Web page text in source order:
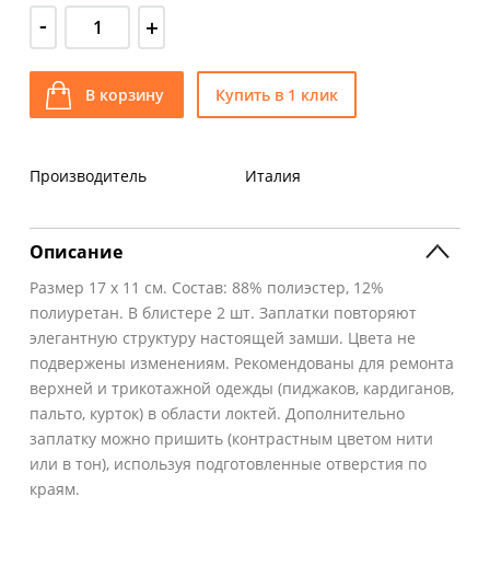
- +
В корзину Купить в 1 клик
Производитель Италия
Описание
Размер 17 х 11 см. Состав: 88% полиэстер, 12%
полиуретан. В блистере 2 шт. Заплатки повторяют
элегантную структуру настоящей замши. Цвета не
подвержены изменениям. Рекомендованы для ремонта
верхней и трикотажной одежды (пиджаков, кардиганов,
пальто, курток) в области локтей. Дополнительно
заплатку можно пришить (контрастным цветом нити
или в тон), используя подготовленные отверстия по
краям.